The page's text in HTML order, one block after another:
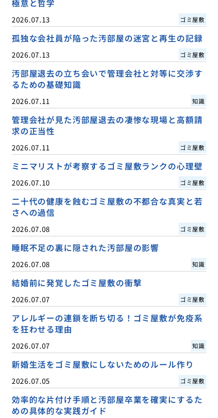
極意と哲学
2026.07.13 ゴミ屋敷
孤独な会社員が陥った汚部屋の迷宮と再生の記録
2026.07.13 ゴミ屋敷
汚部屋退去の立ち会いで管理会社と対等に交渉す
るための基礎知識
2026.07.11 知識
管理会社が見た汚部屋退去の凄惨な現場と高額請
求の正当性
2026.07.11 ゴミ屋敷
ミニマリストが考察するゴミ屋敷ランクの心理壁
2026.07.10 ゴミ屋敷
二十代の健康を蝕むゴミ屋敷の不都合な真実と若
さへの過信
2026.07.08 ゴミ屋敷
睡眠不足の裏に隠された汚部屋の影響
2026.07.08 知識
結婚前に発覚したゴミ屋敷の衝撃
2026.07.07 ゴミ屋敷
アレルギーの連鎖を断ち切る！ゴミ屋敷が免疫系
を狂わせる理由
2026.07.07 知識
新婚生活をゴミ屋敷にしないためのルール作り
2026.07.05 ゴミ屋敷
効率的な片付け手順と汚部屋卒業を確実にするた
めの具体的な実践ガイド